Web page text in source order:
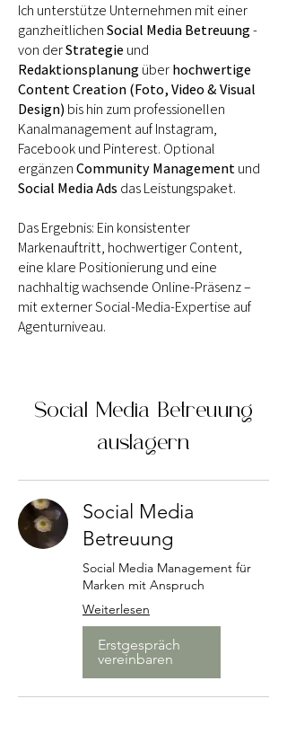
Ich unterstütze Unternehmen mit einer
ganzheitlichenSocial Media Betreuung-
von derStrategieund
Redaktionsplanungüberhochwertige
Content Creation (Foto, Video & Visual
Design)bis hin zum professionellen
Kanalmanagement auf Instagram,
Facebook und Pinterest. Optional
ergänzenCommunity Managementund
Social Media Ads das Leistungspaket.
Das Ergebnis: Ein konsistenter
Markenauftritt, hochwertiger Content,
eine klare Positionierung und eine
nachhaltig wachsende Online-Präsenz –
mit externer Social-Media-Expertise auf
Agenturniveau.
Social Media Betreuung
auslagern
Social Media
Betreuung
Social Media Management für
Marken mit Anspruch
Weiterlesen
Erstgespräch
vereinbaren